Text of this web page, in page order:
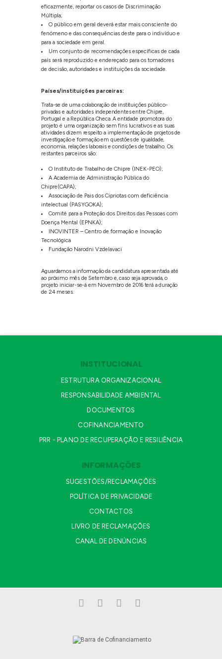
eficazmente, reportar os casos de Discriminação
Múltipla;
O público em geral deverá estar mais consciente do
fenómeno e das consequências deste para o indivíduo e
para a sociedade em geral.
Um conjunto de recomendações específicas de cada
país será reproduzido e endereçado para os tomadores
de decisão, autoridades e instituições da sociedade.
Países/instituições parceiras:
Trata-se de uma colaboração de instituições público-
privadas e autoridades independentes entre Chipre,
Portugal e a República Checa. A entidade promotora do
projeto é uma organização sem fins lucrativos e as suas
atividades dizem respeito a implementação de projetos de
investigação e formação em questões de igualdade,
economia, relações laborais e condições de trabalho. Os
restantes parceiros são:
O Instituto de Trabalho de Chipre (INEK-PEO);
A Academia de Administração Pública do
Chipre(CAPA);
Associação de Pais dos Cipriotas com deficiência
intelectual (PASYGOKA);
Comité para a Proteção dos Direitos das Pessoas com
Doença Mental (EPNKA);
INOVINTER – Centro de formação e Inovação
Tecnológica
Fundação Narodni Vzdelavaci
Aguardamos a informação da candidatura apresentada até
ao próximo mês de Setembro e, caso seja aprovada, o
projeto iniciar-se-á em Novembro de 2016 terá a duração
de 24 meses.
INSTITUCIONAL
ESTRUTURA ORGANIZACIONAL
RESPONSABILIDADE AMBIENTAL
DOCUMENTOS
COFINANCIAMENTO
PRR - PLANO DE RECUPERAÇÃO E RESILIÊNCIA
INFORMAÇÕES
SUGESTÕES/RECLAMAÇÕES
POLÍTICA DE PRIVACIDADE
CONTACTOS
LIVRO DE RECLAMAÇÕES
CANAL DE DENÚNCIAS